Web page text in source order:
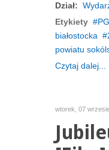
Dział:
Etykiety
białostocka
powiatu
Czytaj dalej...
wtorek, 07